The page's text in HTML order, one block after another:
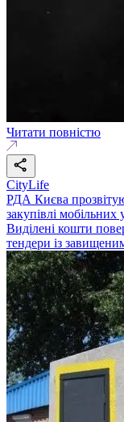
Читати повністю
CityLife
РДА Києва
закупівлі мобільних
Виділені кошти
тендери із